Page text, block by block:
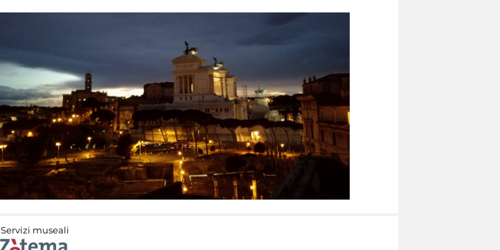
Servizi museali